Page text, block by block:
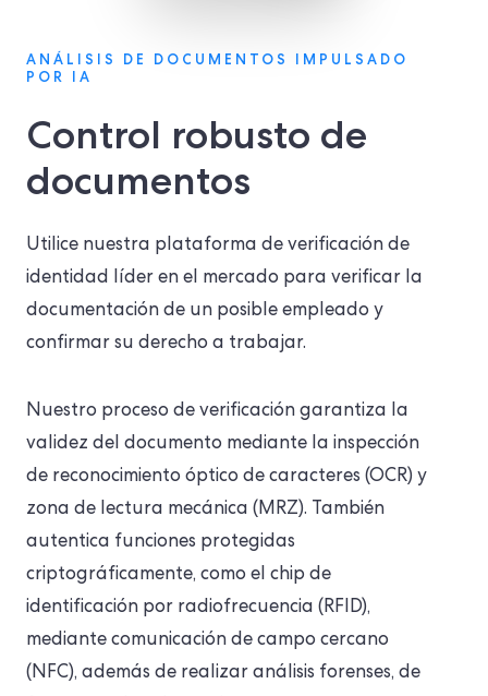
ANÁLISIS DE DOCUMENTOS IMPULSADO
POR IA
Control robusto de
documentos
Utilice nuestra plataforma de verificación de
identidad líder en el mercado para verificar la
documentación de un posible empleado y
confirmar su derecho a trabajar.
Nuestro proceso de verificación garantiza la
validez del documento mediante la inspección
de reconocimiento óptico de caracteres (OCR) y
zona de lectura mecánica (MRZ). También
autentica funciones protegidas
criptográficamente, como el chip de
identificación por radiofrecuencia (RFID),
mediante comunicación de campo cercano
(NFC), además de realizar análisis forenses, de